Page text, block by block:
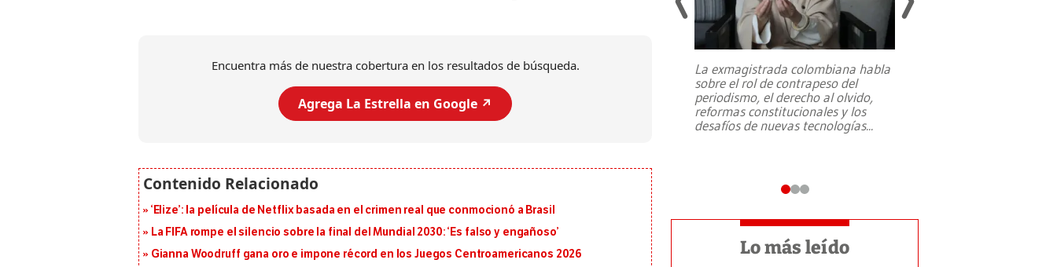
Encuentra más de nuestra cobertura en los resultados de búsqueda.
Agrega La Estrella en Google ↗️
‘Elize’: la película de Netflix basada en el crimen real que conmocionó a Brasil
La FIFA rompe el silencio sobre la final del Mundial 2030: ‘Es falso y engañoso’
Gianna Woodruff gana oro e impone récord en los Juegos Centroamericanos 2026
julio en la prefectura de Kumamoto,
al sur de Japón, provocando una
emergencia de gran
La exmagistrada colombiana habla
sobre el rol de contrapeso del
periodismo, el derecho al olvido,
reformas constitucionales y los
desafíos de nuevas tecnologías...
Lo más leído